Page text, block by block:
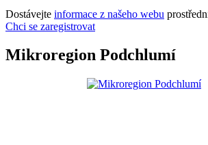
Dostávejte informace z našeho webu
Chci se zaregistrovat
Mikroregion Podchlumí